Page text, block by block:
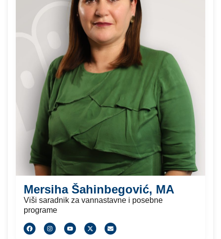
Mersiha Šahinbegović, MA
Viši saradnik za vannastavne i posebne
programe